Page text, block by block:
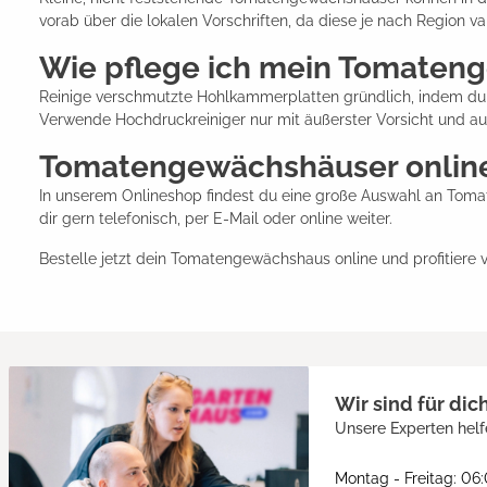
vorab über die lokalen Vorschriften, da diese je nach Region
Wie pflege ich mein
Reinige verschmutzte Hohlkammerplatten gründlich, indem
Verwende Hochdruckreiniger nur mit äußerster Vorsicht und
Tomatengewächshäuser
In unserem Onlineshop findest du eine große Auswahl an
dir gern telefonisch, per E-Mail oder online weiter.
Bestelle jetzt dein Tomatengewächshaus online und
Wir sind für
Unsere Experten
Montag - Freitag: